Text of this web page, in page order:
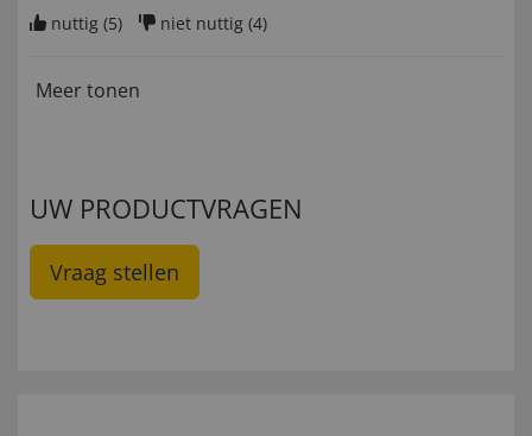
nuttig (5) niet nuttig (4)
Meer tonen
UW PRODUCTVRAGEN
Vraag stellen